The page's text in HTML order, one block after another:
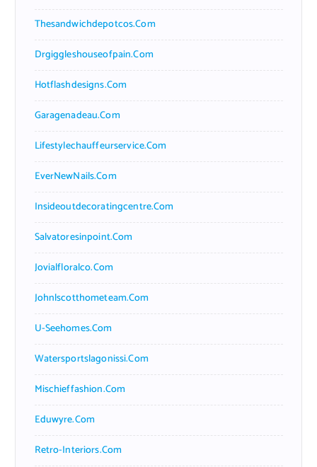
Thesandwichdepotcos.com
Drgiggleshouseofpain.com
Hotflashdesigns.com
Garagenadeau.com
Lifestylechauffeurservice.com
EverNewNails.com
Insideoutdecoratingcentre.com
Salvatoresinpoint.com
Jovialfloralco.com
Johnlscotthometeam.com
U-Seehomes.com
Watersportslagonissi.com
Mischieffashion.com
Eduwyre.com
Retro-Interiors.com